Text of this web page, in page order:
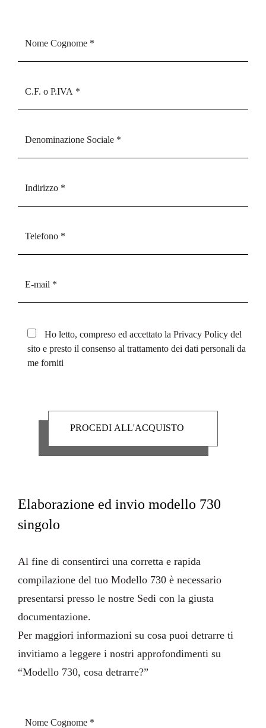
Ho letto, compreso ed accettato la Privacy Policy del
sito e presto il consenso al trattamento dei dati personali da
me forniti
Elaborazione ed invio modello 730
singolo
Al fine di consentirci una corretta e rapida
compilazione del tuo Modello 730 è necessario
presentarsi presso le nostre Sedi con la giusta
documentazione.
Per maggiori informazioni su cosa puoi detrarre ti
invitiamo a leggere i nostri approfondimenti su
“Modello 730, cosa detrarre?”